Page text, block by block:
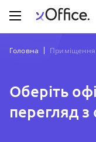
Головна Приміщення
Оберіть
перегляд